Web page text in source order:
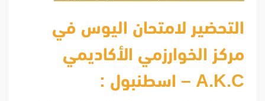
التحضير لامتحان اليوس في
مركز الخوارزمي الأكاديمي
A.K.C – اسطنبول :